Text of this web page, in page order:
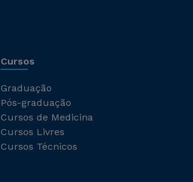
Cursos
Graduação
Pós-graduação
Cursos de Medicina
Cursos Livres
Cursos Técnicos